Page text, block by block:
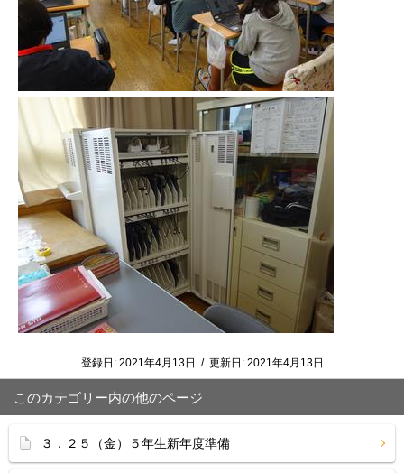
登録日: 2021年4月13日 / 更新日: 2021年4月13日
このカテゴリー内の他のページ
３．２５（金）５年生新年度準備